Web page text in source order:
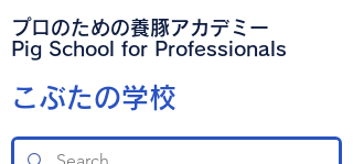
プロのための養豚アカデミー
​Pig School for Professionals
​こぶたの学校